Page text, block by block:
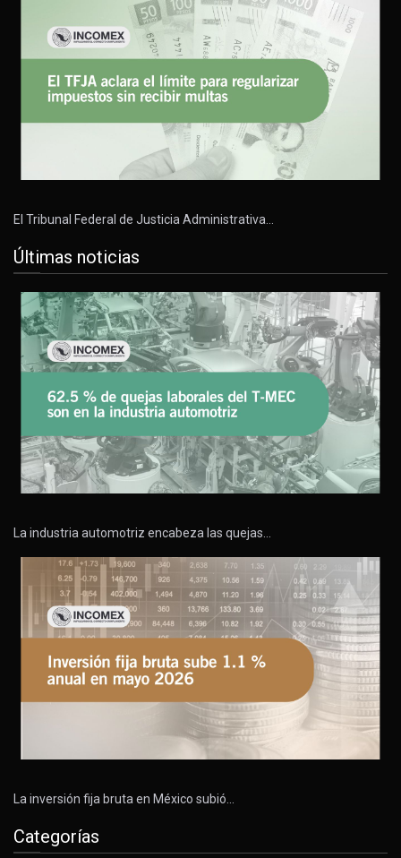
El Tribunal Federal de Justicia Administrativa…
Últimas noticias
La industria automotriz encabeza las quejas…
La inversión fija bruta en México subió…
Categorías